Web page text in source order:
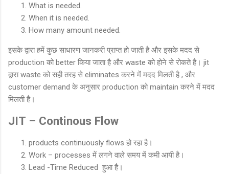
What is needed.
When it is needed.
How many amount needed.
इसके द्वारा हमें कुछ साधारण जानकरी प्राप्त हो जाती है और इसके मदद से
production को better किया जाता है और waste को होने से रोकते है। jit
द्वारा waste को सही तरह से eliminates करने में मदद मिलती है , और
customer demand के अनुसार production को maintain करने में मदद
मिलती है।
JIT – Continous Flow
products continuously flows हो रहा है।
Work – processes में लगने वाले समय में कमी आयी है।
Lead -Time Reduced हुआ है।